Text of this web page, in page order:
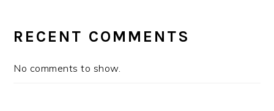
RECENT COMMENTS
No comments to show.